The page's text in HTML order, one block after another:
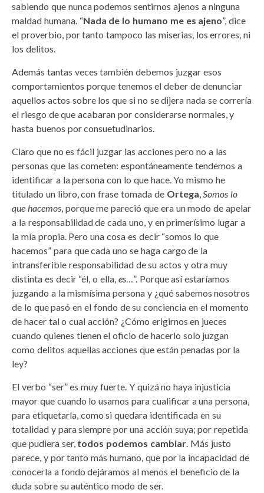
sabiendo que nunca podemos sentirnos ajenos a ninguna
maldad humana. “Nada de lo humano me es ajeno”, dice
el proverbio, por tanto tampoco las miserias, los errores, ni
los delitos.
Además tantas veces también debemos juzgar esos
comportamientos porque tenemos el deber de denunciar
aquellos actos sobre los que si no se dijera nada se correría
el riesgo de que acabaran por considerarse normales, y
hasta buenos por consuetudinarios.
Claro que no es fácil juzgar las acciones pero no a las
personas que las cometen: espontáneamente tendemos a
identificar a la persona con lo que hace. Yo mismo he
titulado un libro, con frase tomada de Ortega,Somos lo
que hacemos, porque me pareció que era un modo de apelar
a la responsabilidad de cada uno, y en primerísimo lugar a
la mía propia. Pero una cosa es decir “somos lo que
hacemos” para que cada uno se haga cargo de la
intransferible responsabilidad de su actos y otra muy
distinta es decir “él, o ella, es…”. Porque así estaríamos
juzgando a la mismísima persona y ¿qué sabemos nosotros
de lo que pasó en el fondo de su conciencia en el momento
de hacer tal o cual acción? ¿Cómo erigirnos en jueces
cuando quienes tienen el oficio de hacerlo solo juzgan
como delitos aquellas acciones que están penadas por la
ley?
El verbo “ser” es muy fuerte. Y quizá no haya injusticia
mayor que cuando lo usamos para cualificar a una persona,
para etiquetarla, como si quedara identificada en su
totalidad y para siempre por una acción suya; por repetida
que pudiera ser, todos podemos cambiar. Más justo
parece, y por tanto más humano, que por la incapacidad de
conocerla a fondo dejáramos al menos el beneficio de la
duda sobre su auténtico modo de ser.